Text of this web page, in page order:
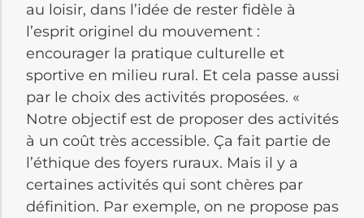
au loisir, dans l’idée de rester fidèle à
l’esprit originel du mouvement :
encourager la pratique culturelle et
sportive en milieu rural. Et cela passe aussi
par le choix des activités proposées. «
Notre objectif est de proposer des activités
à un coût très accessible. Ça fait partie de
l’éthique des foyers ruraux. Mais il y a
certaines activités qui sont chères par
définition. Par exemple, on ne propose pas